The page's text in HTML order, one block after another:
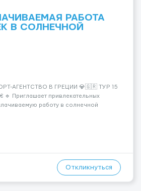
РАБОТА
В СОЛНЕЧНОЙ
АГЕНТСТВО В ГРЕЦИИ 💎🇬🇷 ТУР 15
Приглашает привлекательных
работу в солнечной
предложение для тебя! 🔹
от ...
Откликнуться